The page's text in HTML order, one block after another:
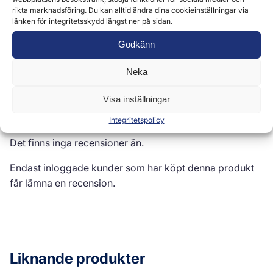
rikta marknadsföring. Du kan alltid ändra dina cookieinställningar via
länken för integritetsskydd längst ner på sidan.
Godkänn
Neka
Visa inställningar
Integritetspolicy
Recensioner (0)
Det finns inga recensioner än.
Endast inloggade kunder som har köpt denna produkt
får lämna en recension.
Liknande produkter